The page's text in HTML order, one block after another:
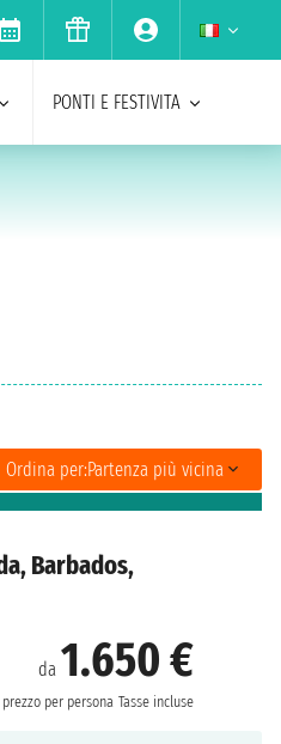
PONTI E FESTIVITA
Ordina per:Partenza più vicina
Barbados,
da 1.650 €
prezzo per persona Tasse incluse